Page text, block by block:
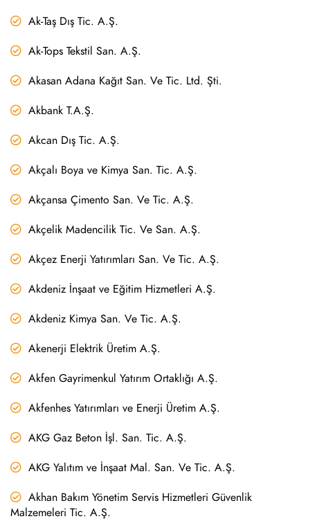
Ak-Taş Dış Tic. A.Ş.
Ak-Tops Tekstil San. A.Ş.
Akasan Adana Kağıt San. Ve Tic. Ltd. Şti.
Akbank T.A.Ş.
Akcan Dış Tic. A.Ş.
Akçalı Boya ve Kimya San. Tic. A.Ş.
Akçansa Çimento San. Ve Tic. A.Ş.
Akçelik Madencilik Tic. Ve San. A.Ş.
Akçez Enerji Yatırımları San. Ve Tic. A.Ş.
Akdeniz İnşaat ve Eğitim Hizmetleri A.Ş.
Akdeniz Kimya San. Ve Tic. A.Ş.
Akenerji Elektrik Üretim A.Ş.
Akfen Gayrimenkul Yatırım Ortaklığı A.Ş.
Akfenhes Yatırımları ve Enerji Üretim A.Ş.
AKG Gaz Beton İşl. San. Tic. A.Ş.
AKG Yalıtım ve İnşaat Mal. San. Ve Tic. A.Ş.
Akhan Bakım Yönetim Servis Hizmetleri Güvenlik
Malzemeleri Tic. A.Ş.